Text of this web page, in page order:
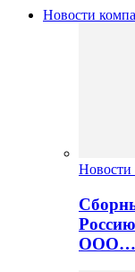
Новости
Новости
ООО…